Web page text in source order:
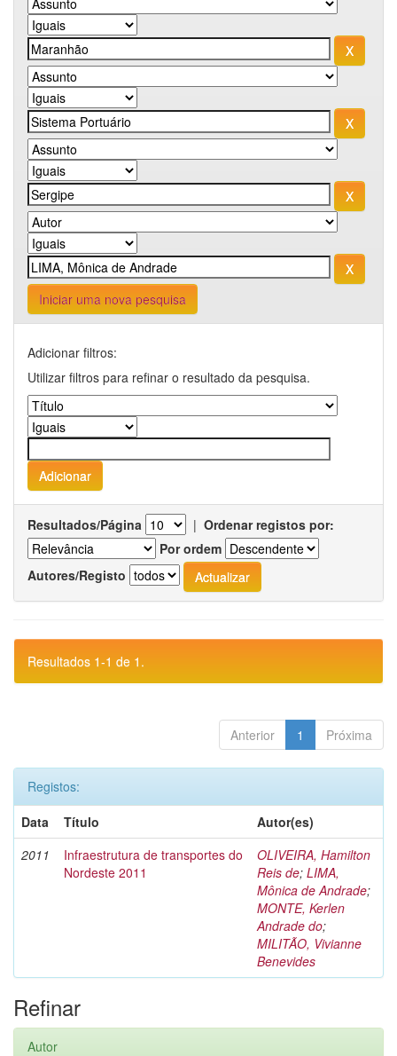
Iniciar uma nova pesquisa
Adicionar filtros:
Utilizar filtros para refinar o resultado da pesquisa.
Resultados/Página | Ordenar registos por:
Por ordem
Autores/Registo
Resultados 1-1 de 1.
Anterior 1 Próxima
Registos:
Data
Título
Autor(es)
2011
Infraestrutura de transportes do
Nordeste 2011
OLIVEIRA, Hamilton
Reis de; LIMA,
Mônica de Andrade;
MONTE, Kerlen
Andrade do;
MILITÃO, Vivianne
Benevides
Refinar
Autor